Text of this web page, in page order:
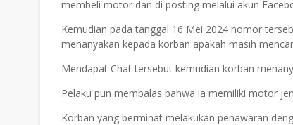
membeli motor dan di posting melalui akun
Kemudian pada tanggal 16 Mei 2024 nomor
menanyakan kepada korban apakah masih
Mendapat Chat tersebut kemudian korban
Pelaku pun membalas bahwa ia memiliki motor
Korban yang berminat melakukan penawaran